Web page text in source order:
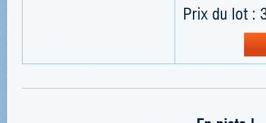
Prix du lot :